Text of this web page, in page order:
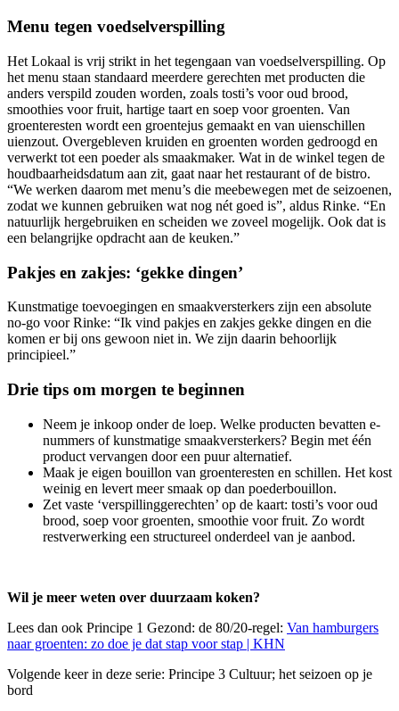
Menu tegen voedselverspilling
Het Lokaal is vrij strikt in het tegengaan van voedselverspilling. Op
het menu staan standaard meerdere gerechten met producten die
anders verspild zouden worden, zoals tosti’s voor oud brood,
smoothies voor fruit, hartige taart en soep voor groenten. Van
groenteresten wordt een groentejus gemaakt en van uienschillen
uienzout. Overgebleven kruiden en groenten worden gedroogd en
verwerkt tot een poeder als smaakmaker. Wat in de winkel tegen de
houdbaarheidsdatum aan zit, gaat naar het restaurant of de bistro.
“We werken daarom met menu’s die meebewegen met de seizoenen,
zodat we kunnen gebruiken wat nog nét goed is”, aldus Rinke. “En
natuurlijk hergebruiken en scheiden we zoveel mogelijk. Ook dat is
een belangrijke opdracht aan de keuken.”
Pakjes en zakjes: ‘gekke dingen’
Kunstmatige toevoegingen en smaakversterkers zijn een absolute
no-go voor Rinke: “Ik vind pakjes en zakjes gekke dingen en die
komen er bij ons gewoon niet in. We zijn daarin behoorlijk
principieel.”
Drie tips om morgen te beginnen
Neem je inkoop onder de loep. Welke producten bevatten e-
nummers of kunstmatige smaakversterkers? Begin met één
product vervangen door een puur alternatief.
Maak je eigen bouillon van groenteresten en schillen. Het kost
weinig en levert meer smaak op dan poederbouillon.
Zet vaste ‘verspillinggerechten’ op de kaart: tosti’s voor oud
brood, soep voor groenten, smoothie voor fruit. Zo wordt
restverwerking een structureel onderdeel van je aanbod.
Wil je meer weten over duurzaam koken?
Lees dan ook Principe 1 Gezond: de 80/20-regel: Van hamburgers
naar groenten: zo doe je dat stap voor stap | KHN
Volgende keer in deze serie: Principe 3 Cultuur; het seizoen op je
bord